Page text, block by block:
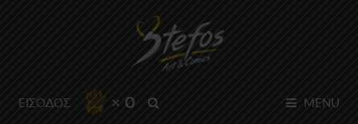
ΕΙΣΟΔΟΣ × 0 MENU